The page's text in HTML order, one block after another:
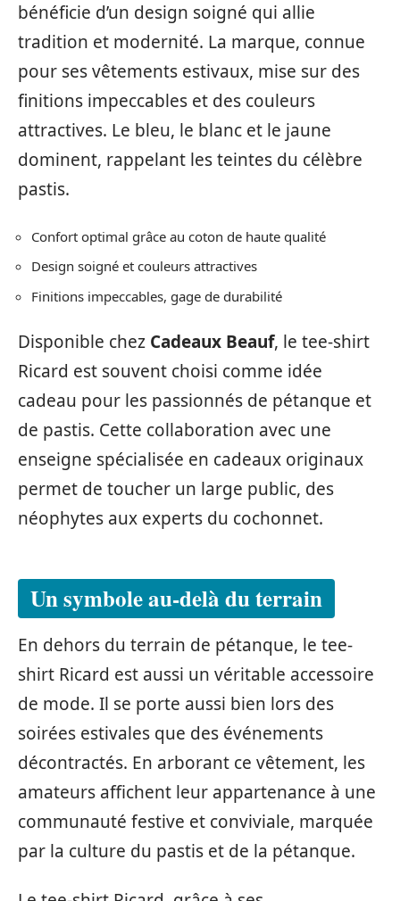
bénéficie d’un design soigné qui allie
tradition et modernité. La marque, connue
pour ses vêtements estivaux, mise sur des
finitions impeccables et des couleurs
attractives. Le bleu, le blanc et le jaune
dominent, rappelant les teintes du célèbre
pastis.
Confort optimal grâce au coton de haute qualité
Design soigné et couleurs attractives
Finitions impeccables, gage de durabilité
Disponible chez Cadeaux Beauf, le tee-shirt
Ricard est souvent choisi comme idée
cadeau pour les passionnés de pétanque et
de pastis. Cette collaboration avec une
enseigne spécialisée en cadeaux originaux
permet de toucher un large public, des
néophytes aux experts du cochonnet.
Un symbole au-delà du terrain
En dehors du terrain de pétanque, le tee-
shirt Ricard est aussi un véritable accessoire
de mode. Il se porte aussi bien lors des
soirées estivales que des événements
décontractés. En arborant ce vêtement, les
amateurs affichent leur appartenance à une
communauté festive et conviviale, marquée
par la culture du pastis et de la pétanque.